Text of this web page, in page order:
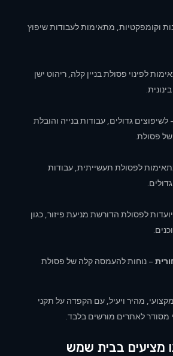
וקומפקטיות, מתאימות לעבודות שיפוץ
לפינוי פסולת בניין קלה, ריהוט ישן
לשיפוצים גדולים, עבודות בנייה והובלת
פסולת.
לפסולת תעשייתית, עבודות
לפסולת הדורשת מניעת פיזור, כגון
– נוחות להעמסה קלה של פסולת
מהיר ויעיל, עם הקפדה על תקני
מסודר לאתרים מורשים בלבד.
מציעים בבית שמש